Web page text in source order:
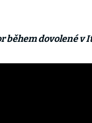
během dovolené v